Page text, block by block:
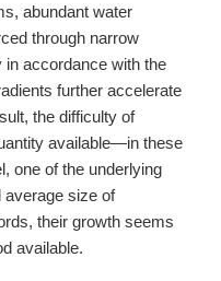
abundant water
through narrow
accordance with the
further accelerate
the difficulty of
available—in these
one of the underlying
average size of
their growth seems
available.